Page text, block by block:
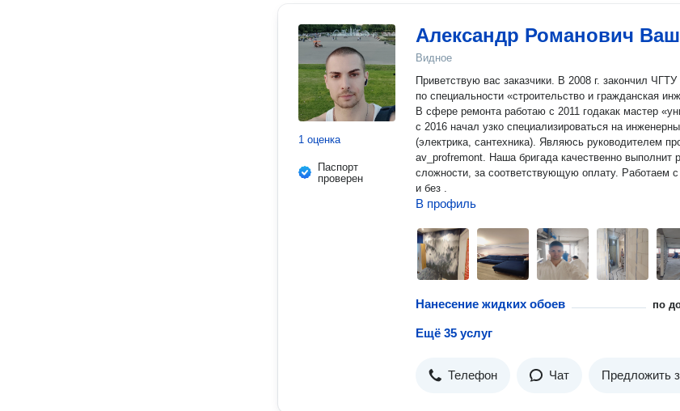
1 оценка
Паспорт
проверен
Александр Романович
Видное
Приветствую вас заказчики. В 2008 г. закончил ЧГТУ
по специальности «строительство и гражданская
В сфере ремонта работаю с 2011 годакак мастер
с 2016 начал узко специализироваться на
(электрика, сантехника). Являюсь руководителем
av_profremont. Наша бригада качественно выполнит
сложности, за соответствующую оплату. Работаем с
и без .
В профиль
Нанесение жидких обоев по
Ещё 35 услуг
Телефон Чат Предложить